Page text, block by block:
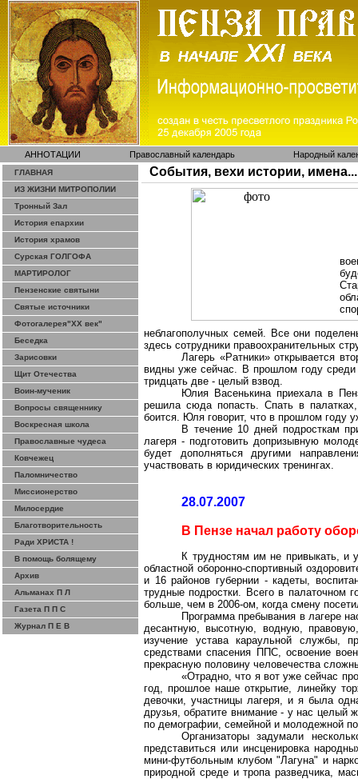
АННОТАЦИИ Православный календарь Народный
ГЛАВНАЯ
ИЗ ЖИЗНИ МИТРОПОЛИИ
Тронный Зал
История епархии
История храмов
Сурская ГОЛГОФА
МАРТИРОЛОГ
Пензенские святыни
Святые источники
Фотогалерея"ХХ век"
Беседка
Зарисовки
Щит Отечества
Воин-мученик
Вопросы священнику
Воскресная школа
Православные чудеса
Ковчежец
Паломничество
Миссионерство
Милосердие
Благотворительность
Ради ХРИСТА !
В помощь болящему
Архив
Альманах П Л
Газета П П С
Журнал П Е В
События, вехи истории, имена...
неблагополучных семей. Все они
здесь сотрудники правоохранительных
Лагерь «Ратники» открывается
видны уже сейчас. В прошлом году
тридцать две - целый взвод.
Юлия Васенькина приехала в
решила сюда попасть. Спать в
боится. Юля говорит, что в прошлом году
В течение 10 дней подросткам
лагеря - подготовить допризывную
будет дополняться другими
участвовать в юридических тренингах.
28.07.2007
В Пензе начал работу
К трудностям им не привыкать, и
областной оборонно-спортивный
и 16 районов губернии - кадеты,
трудные подростки. Всего в палаточном
больше, чем в 2006-ом, когда смену
Программа пребывания в лагере
десантную, высотную, водную,
изучение устава караульной службы,
средствами спасения ППС, освоение
прекрасную половину человечества
«Отрадно, что я вот уже сейчас
год, прошлое наше открытие, линейку
девочки, участницы лагеря, и я была
друзья, обратите внимание - у нас целый
по демографии, семейной и молодежной
Организаторы задумали
представиться или инсценировка
мини-футбольным клубом "Лагуна" и
природной среде и тропа разведчика,